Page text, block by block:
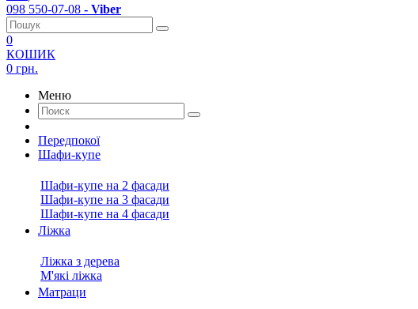
098 550-07-08 - Viber
0
КОШИК
0 грн.
Меню
Передпокої
Шафи-купе
Шафи-купе на 2 фасади
Шафи-купе на 3 фасади
Шафи-купе на 4 фасади
Ліжка
Ліжка з дерева
М'які ліжка
Матраци